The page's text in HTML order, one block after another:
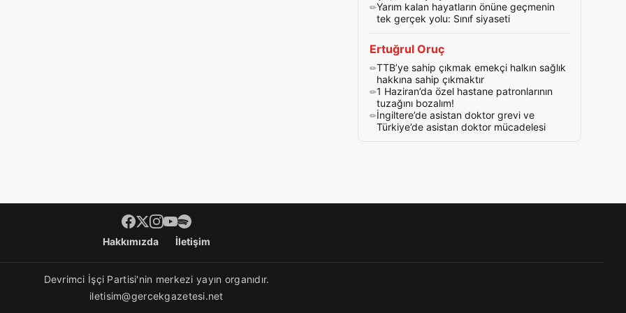
Yarım kalan hayatların önüne geçmenin
tek gerçek yolu: Sınıf siyaseti
Ertuğrul Oruç
TTB’ye sahip çıkmak emekçi halkın sağlık
hakkına sahip çıkmaktır
1 Haziran’da özel hastane patronlarının
tuzağını bozalım!
İngiltere’de asistan doktor grevi ve
Türkiye’de asistan doktor mücadelesi
Hakkımızda İletişim
Devrimci İşçi Partisi'nin merkezi yayın organıdır.
iletisim@gercekgazetesi.net